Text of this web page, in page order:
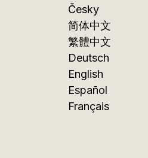
Česky
简体中文
繁體中文
Deutsch
English
Español
Français